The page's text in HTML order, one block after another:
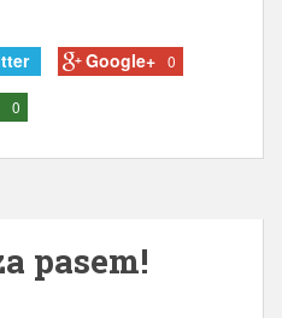
Google+ 0
0
pasem!